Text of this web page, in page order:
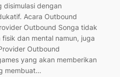
disimulasi dengan
Acara Outbound
Outbound Songa tidak
dan mental namun, juga
Outbound
yang akan memberikan
membuat…